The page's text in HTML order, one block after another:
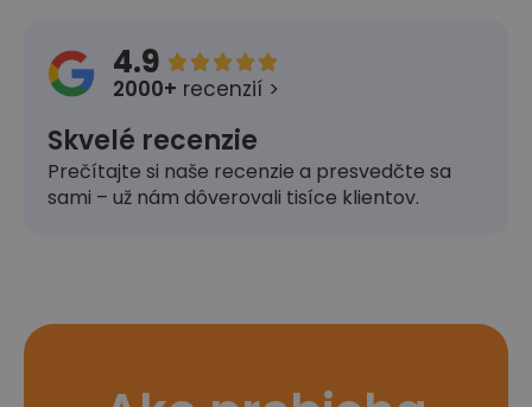
4.9 
2000+ recenzií >
Skvelé recenzie
Prečítajte si naše recenzie a presvedčte sa
sami – už nám dôverovali tisíce klientov.